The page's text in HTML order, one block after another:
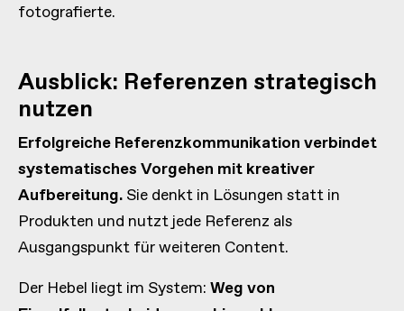
fotografierte.
Ausblick: Referenzen strategisch
nutzen
Erfolgreiche Referenzkommunikation verbindet
systematisches Vorgehen mit kreativer
Aufbereitung. Sie denkt in Lösungen statt in
Produkten und nutzt jede Referenz als
Ausgangspunkt für weiteren Content.
Der Hebel liegt im System: Weg von